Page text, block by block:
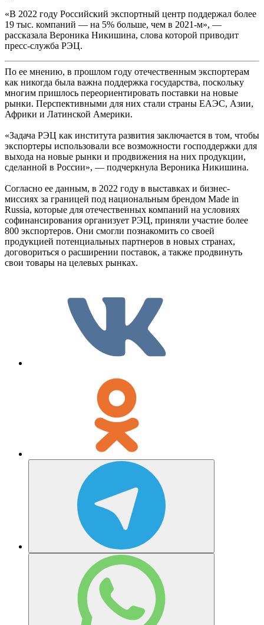
«В 2022 году Российский экспортный центр поддержал более
19 тыс. компаний — на 5% больше, чем в 2021-м», —
рассказала Вероника Никишина, слова которой приводит
пресс-служба РЭЦ.
По ее мнению, в прошлом году отечественным экспортерам
как никогда была важна поддержка государства, поскольку
многим пришлось переориентировать поставки на новые
рынки. Перспективными для них стали страны ЕАЭС, Азии,
Африки и Латинской Америки.
«Задача РЭЦ как института развития заключается в том, чтобы
экспортеры использовали все возможности господдержки для
выхода на новые рынки и продвижения на них продукции,
сделанной в России», — подчеркнула Вероника Никишина.
Согласно ее данным, в 2022 году в выставках и бизнес-
миссиях за границей под национальным брендом Made in
Russia, которые для отечественных компаний на условиях
софинансирования организует РЭЦ, приняли участие более
800 экспортеров. Они смогли познакомить со своей
продукцией потенциальных партнеров в новых странах,
договориться о расширении поставок, а также продвинуть
свои товары на целевых рынках.